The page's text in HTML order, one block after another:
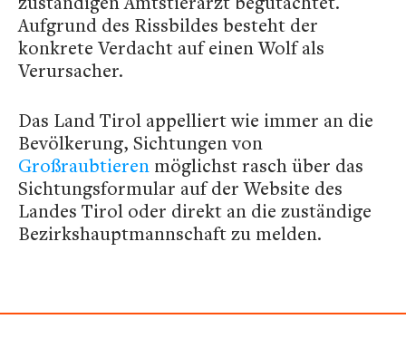
Aufgrund des Rissbildes besteht der
konkrete Verdacht auf einen Wolf als
Verursacher.
Das Land Tirol appelliert wie immer an die
Bevölkerung, Sichtungen von
Großraubtieren möglichst rasch über das
Sichtungsformular auf der Website des
Landes Tirol oder direkt an die zuständige
Bezirkshauptmannschaft zu melden.